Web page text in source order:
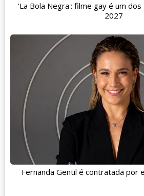
'La Bola Negra': filme gay é um
2027
Fernanda Gentil é contratada por